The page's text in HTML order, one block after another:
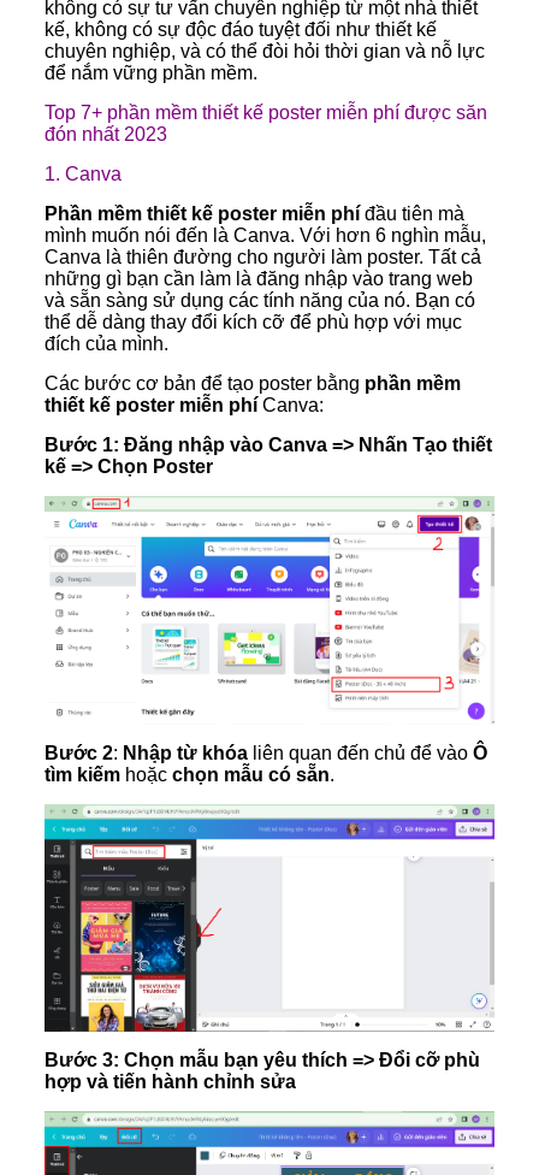
không có sự tư vấn chuyên nghiệp từ một nhà thiết
kế, không có sự độc đáo tuyệt đối như thiết kế
chuyên nghiệp, và có thể đòi hỏi thời gian và nỗ lực
để nắm vững phần mềm.
Top 7+ phần mềm thiết kế poster miễn phí được săn
đón nhất 2023
1. Canva
Phần mềm thiết kế poster miễn phíđầu tiên mà
mình muốn nói đến là Canva. Với hơn 6 nghìn mẫu,
Canva là thiên đường cho người làm poster. Tất cả
những gì bạn cần làm là đăng nhập vào trang web
và sẵn sàng sử dụng các tính năng của nó. Bạn có
thể dễ dàng thay đổi kích cỡ để phù hợp với mục
đích của mình.
Các bước cơ bản để tạo poster bằng phần mềm
thiết kế poster miễn phíCanva:
Bước 1: Đăng nhập vào Canva => Nhấn Tạo thiết
kế => Chọn Poster
Bước 2: Nhập từ khóaliên quan đến chủ để vào Ô
tìm kiếmhoặc chọn mẫu có sẵn.
Bước 3: Chọn mẫu bạn yêu thích => Đổi cỡ phù
hợp và tiến hành chỉnh sửa